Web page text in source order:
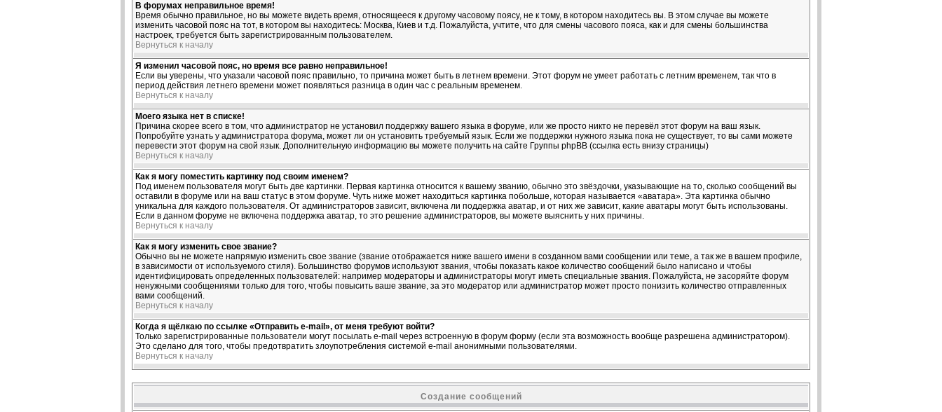
В форумах неправильное время!
Время обычно правильное, но вы можете видеть время, относящееся к другому часовому поясу, не к тому, в котором находитесь вы. В этом случае вы можете
изменить часовой пояс на тот, в котором вы находитесь: Москва, Киев и т.д. Пожалуйста, учтите, что для смены часового пояса, как и для смены большинства
настроек, требуется быть зарегистрированным пользователем.
Вернуться к началу
Я изменил часовой пояс, но время все равно неправильное!
Если вы уверены, что указали часовой пояс правильно, то причина может быть в летнем времени. Этот форум не умеет работать с летним временем, так что в
период действия летнего времени может появляться разница в один час с реальным временем.
Вернуться к началу
Моего языка нет в списке!
Причина скорее всего в том, что администратор не установил поддержку вашего языка в форуме, или же просто никто не перевёл этот форум на ваш язык.
Попробуйте узнать у администратора форума, может ли он установить требуемый язык. Если же поддержки нужного языка пока не существует, то вы сами можете
перевести этот форум на свой язык. Дополнительную информацию вы можете получить на сайте Группы phpBB (ссылка есть внизу страницы)
Вернуться к началу
Как я могу поместить картинку под своим именем?
Под именем пользователя могут быть две картинки. Первая картинка относится к вашему званию, обычно это звёздочки, указывающие на то, сколько сообщений вы
оставили в форуме или на ваш статус в этом форуме. Чуть ниже может находиться картинка побольше, которая называется «аватара». Эта картинка обычно
уникальна для каждого пользователя. От администраторов зависит, включена ли поддержка аватар, и от них же зависит, какие аватары могут быть использованы.
Если в данном форуме не включена поддержка аватар, то это решение администраторов, вы можете выяснить у них причины.
Вернуться к началу
Как я могу изменить свое звание?
Обычно вы не можете напрямую изменить свое звание (звание отображается ниже вашего имени в созданном вами сообщении или теме, а так же в вашем профиле,
в зависимости от используемого стиля). Большинство форумов используют звания, чтобы показать какое количество сообщений было написано и чтобы
идентифицировать определенных пользователей: например модераторы и администраторы могут иметь специальные звания. Пожалуйста, не засоряйте форум
ненужными сообщениями только для того, чтобы повысить ваше звание, за это модератор или администратор может просто понизить количество отправленных
вами сообщений.
Вернуться к началу
Когда я щёлкаю по ссылке «Отправить e-mail», от меня требуют войти?
Только зарегистрированные пользователи могут посылать e-mail через встроенную в форум форму (если эта возможность вообще разрешена администратором).
Это сделано для того, чтобы предотвратить злоупотребления системой e-mail анонимными пользователями.
Вернуться к началу
Создание сообщений